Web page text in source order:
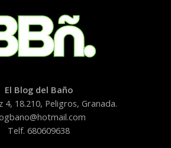
El Blog del Baño
4, 18.210, Peligros, Granada.
Telf. 680609638